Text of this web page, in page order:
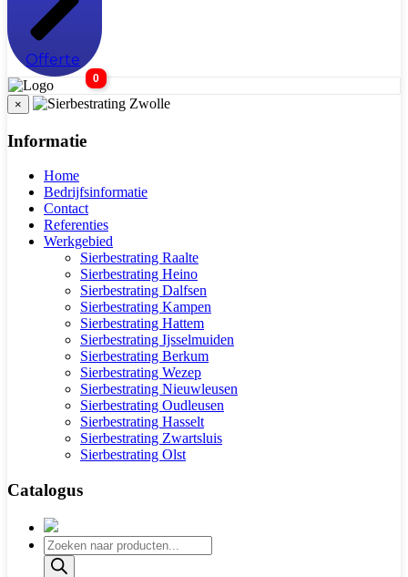
Offerte
0
×
Informatie
Home
Bedrijfsinformatie
Contact
Referenties
Werkgebied
Sierbestrating Raalte
Sierbestrating Heino
Sierbestrating Dalfsen
Sierbestrating Kampen
Sierbestrating Hattem
Sierbestrating Ijsselmuiden
Sierbestrating Berkum
Sierbestrating Wezep
Sierbestrating Nieuwleusen
Sierbestrating Oudleusen
Sierbestrating Hasselt
Sierbestrating Zwartsluis
Sierbestrating Olst
Catalogus
Producten
zoeken